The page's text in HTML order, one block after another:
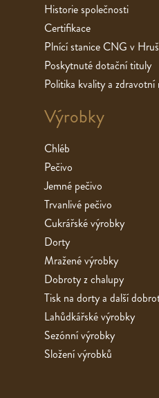
Historie společnosti
Certifikace
Plnící stanice CNG v
Poskytnuté dotační tituly
Politika kvality a zdravotní
Výrobky
Chléb
Pečivo
Jemné pečivo
Trvanlivé pečivo
Cukrářské výrobky
Dorty
Mražené výrobky
Dobroty z chalupy
Tisk na dorty a další
Lahůdkářské výrobky
Sezónní výrobky
Složení výrobků